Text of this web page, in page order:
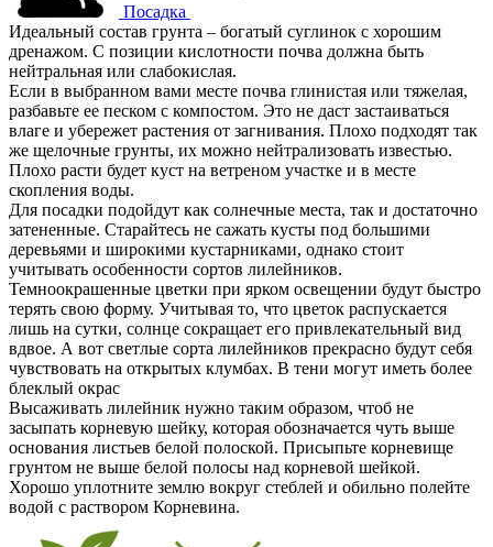
Посадка
Идеальный состав грунта – богатый суглинок с хорошим
дренажом. С позиции кислотности почва должна быть
нейтральная или слабокислая.
Если в выбранном вами месте почва глинистая или тяжелая,
разбавьте ее песком с компостом. Это не даст застаиваться
влаге и убережет растения от загнивания. Плохо подходят так
же щелочные грунты, их можно нейтрализовать известью.
Плохо расти будет куст на ветреном участке и в месте
скопления воды.
Для посадки подойдут как солнечные места, так и достаточно
затененные. Старайтесь не сажать кусты под большими
деревьями и широкими кустарниками, однако стоит
учитывать особенности сортов лилейников.
Темноокрашенные цветки при ярком освещении будут быстро
терять свою форму. Учитывая то, что цветок распускается
лишь на сутки, солнце сокращает его привлекательный вид
вдвое. А вот светлые сорта лилейников прекрасно будут себя
чувствовать на открытых клумбах. В тени могут иметь более
блеклый окрас
Высаживать лилейник нужно таким образом, чтоб не
засыпать корневую шейку, которая обозначается чуть выше
основания листьев белой полоской. Присыпьте корневище
грунтом не выше белой полосы над корневой шейкой.
Хорошо уплотните землю вокруг стеблей и обильно полейте
водой с раствором Корневина.